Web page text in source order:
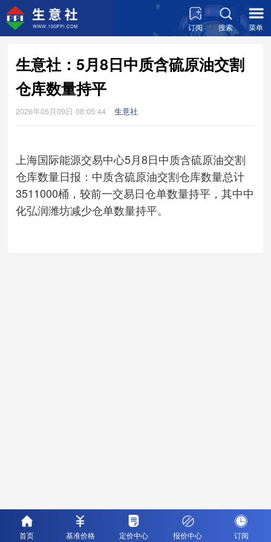
订阅 搜索 菜单
生意社：5月8日中质含硫原油交割
仓库数量持平
2026年05月09日 08:05:44 生意社
上海国际能源交易中心5月8日中质含硫原油交割
仓库数量日报：中质含硫原油交割仓库数量总计
3511000桶，较前一交易日仓单数量持平，其中中
化弘润潍坊减少仓单数量持平。
首页 基准价格 定价中心 报价中心 订阅